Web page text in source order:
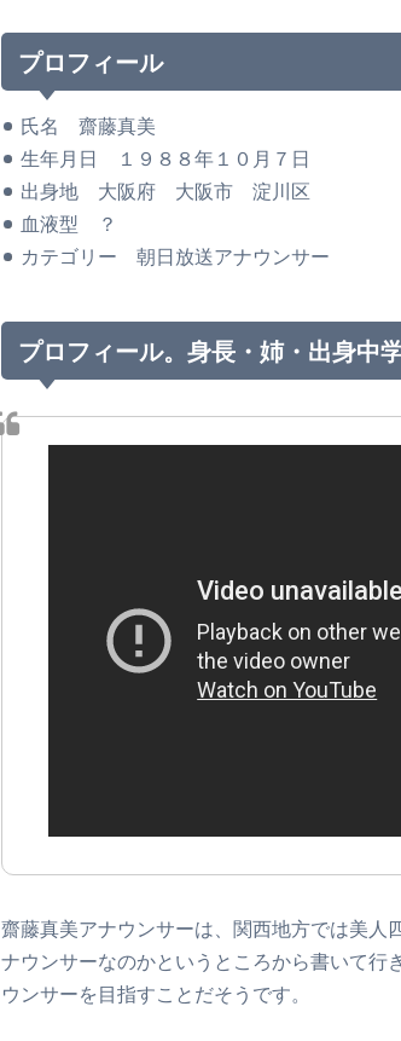
プロフィール
氏名 齋藤真美
生年月日 １９８８年１０月７日
出身地 大阪府 大阪市 淀川区
血液型 ？
カテゴリー 朝日放送アナウンサー
プロフィール。身長・姉・出身中
齋藤真美アナウンサーは、関西地方では美人
ナウンサーなのかというところから書いて行
ウンサーを目指すことだそうです。